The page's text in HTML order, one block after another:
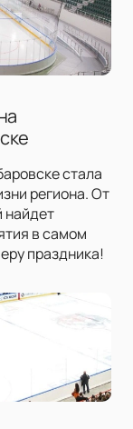
стала
региона. От
найдет
в самом
праздника!